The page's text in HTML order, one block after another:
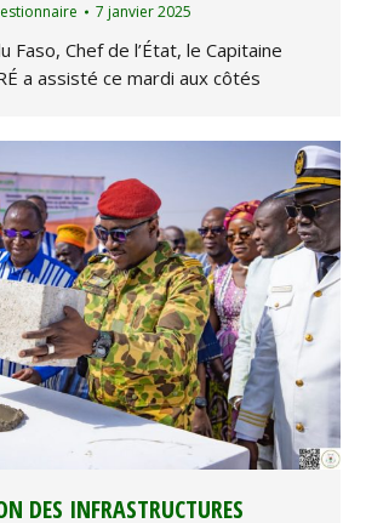
7 janvier 2025
Faso, Chef de l’État, le Capitaine
a assisté ce mardi aux côtés
DES INFRASTRUCTURES